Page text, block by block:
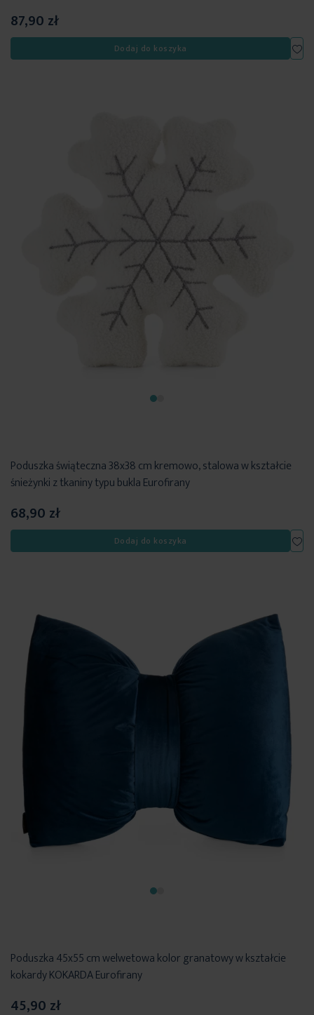
87,90 zł
Dodaj do koszyka
Poduszka świąteczna 38x38 cm kremowo, stalowa w kształcie
śnieżynki z tkaniny typu bukla Eurofirany
68,90 zł
Dodaj do koszyka
Poduszka 45x55 cm welwetowa kolor granatowy w kształcie
kokardy KOKARDA Eurofirany
45,90 zł